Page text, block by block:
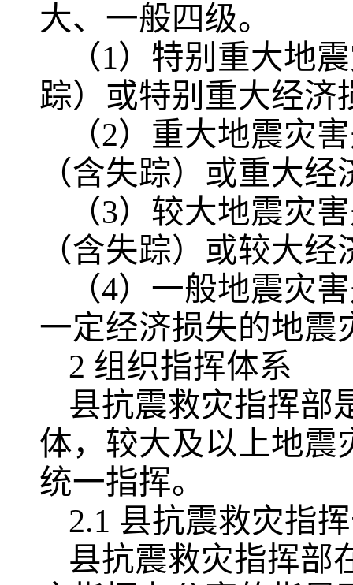
大、一般四级。
（1）特别重大地
踪）或特别重大经济
（2）重大地震灾
（含失踪）或重大
（3）较大地震灾
（含失踪）或较大
（4）一般地震灾
一定经济损失的地震
2 组织指挥体系
县抗震救灾指挥部
体，较大及以上地震
统一指挥。
2.1 县抗震救灾指
县抗震救灾指挥部